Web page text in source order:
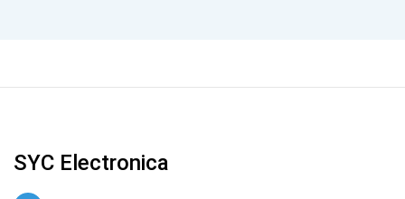
SYC Electronica